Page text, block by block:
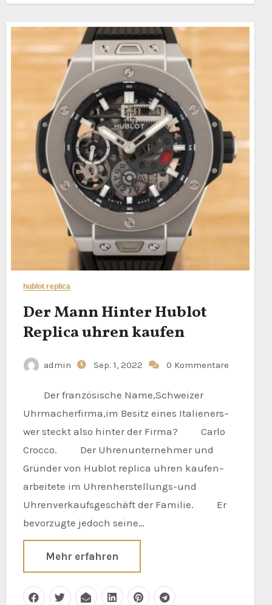
hublot replica
Der Mann Hinter Hublot
Replica uhren kaufen
admin Sep. 1, 2022 0 Kommentare
Der französische Name,Schweizer
Uhrmacherfirma,im Besitz eines Italieners–
wer steckt also hinter der Firma? Carlo
Crocco. Der Uhrenunternehmer und
Gründer von Hublot replica uhren kaufen–
arbeitete im Uhrenherstellungs-und
Uhrenverkaufsgeschäft der Familie. Er
bevorzugte jedoch seine…
Mehr erfahren